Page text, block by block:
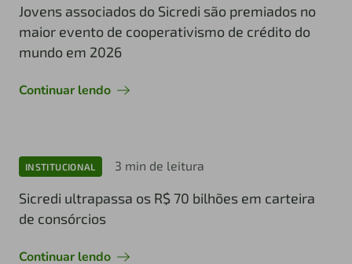
Jovens associados do Sicredi são premiados no
maior evento de cooperativismo de crédito do
mundo em 2026
Continuar lendo
INSTITUCIONAL 3 min de leitura
Sicredi ultrapassa os R$ 70 bilhões em carteira
de consórcios
Continuar lendo